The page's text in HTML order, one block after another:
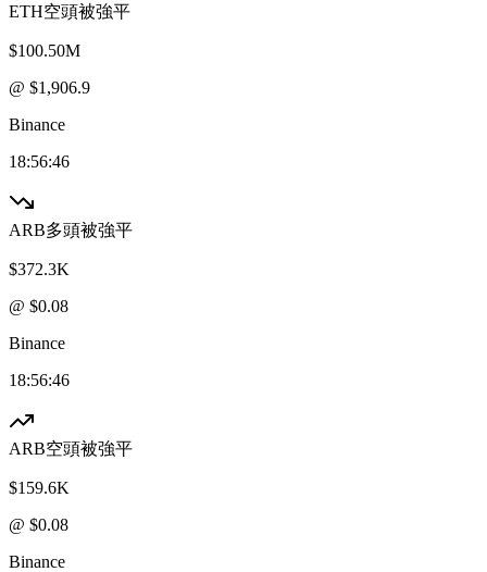
ETH空頭被強平
$100.50M
@ $1,906.9
Binance
18:56:46
ARB多頭被強平
$372.3K
@ $0.08
Binance
18:56:46
ARB空頭被強平
$159.6K
@ $0.08
Binance